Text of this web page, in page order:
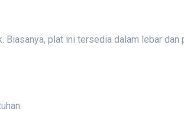
plat ini tersedia dalam lebar dan